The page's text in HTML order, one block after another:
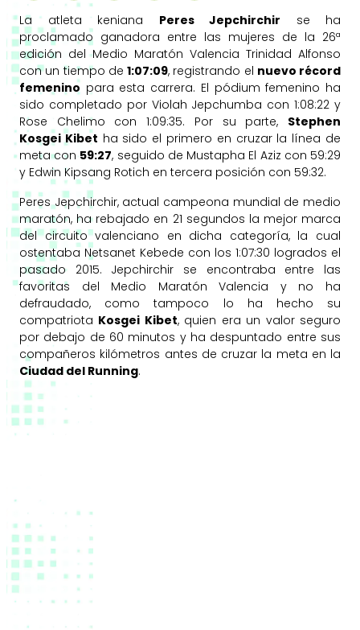
La atleta keniana Peres Jepchirchir se ha
proclamado ganadora entre las mujeres de la 26ª
edición del Medio Maratón Valencia Trinidad Alfonso
con un tiempo de 1:07:09, registrando el nuevo récord
femenino para esta carrera. El pódium femenino ha
sido completado por Violah Jepchumba con 1:08:22 y
Rose Chelimo con 1:09:35. Por su parte, Stephen
Kosgei Kibet ha sido el primero en cruzar la línea de
meta con59:27, seguido de Mustapha El Aziz con 59:29
y Edwin Kipsang Rotich en tercera posición con 59:32.
Peres Jepchirchir, actual campeona mundial de medio
maratón, ha rebajado en 21 segundos la mejor marca
del circuito valenciano en dicha categoría, la cual
ostentaba Netsanet Kebede con los 1:07:30 logrados el
pasado 2015. Jepchirchir se encontraba entre las
favoritas del Medio Maratón Valencia y no ha
defraudado, como tampoco lo ha hecho su
compatriota Kosgei Kibet, quien era un valor seguro
por debajo de 60 minutos y ha despuntado entre sus
compañeros kilómetros antes de cruzar la meta en la
Ciudad del Running.